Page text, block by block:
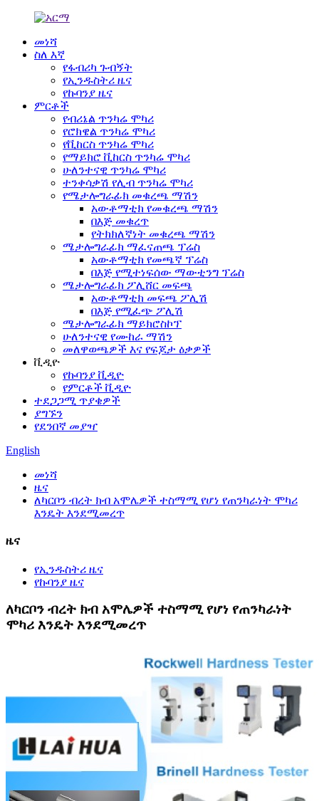
መነሻ
ስለ እኛ
የፋብሪካ ጉብኝት
የኢንዱስትሪ ዜና
የኩባንያ ዜና
ምርቶች
የብሪኔል ጥንካሬ ሞካሪ
የሮክዌል ጥንካሬ ሞካሪ
የቪከርስ ጥንካሬ ሞካሪ
የማይክሮ ቪከርስ ጥንካሬ ሞካሪ
ሁለንተናዊ ጥንካሬ ሞካሪ
ተንቀሳቃሽ የሊብ ጥንካሬ ሞካሪ
የሜታሎግራፊክ መቁረጫ ማሽን
አውቶማቲክ የመቁረጫ ማሽን
በእጅ መቁረጥ
የትክክለኛነት መቁረጫ ማሽን
ሜታሎግራፊክ ማፈናጠጫ ፕሬስ
አውቶማቲክ የመጫኛ ፕሬስ
በእጅ የሚተነፍሰው ማውቲንግ ፕሬስ
ሜታሎግራፊክ ፖሊሸር መፍጫ
አውቶማቲክ መፍጫ ፖሊሽ
በእጅ የሚፈጭ ፖሊሽ
ሜታሎግራፊክ ማይክሮስኮፕ
ሁለንተናዊ የሙከራ ማሽን
መለዋወጫዎች እና የፍጆታ ዕቃዎች
ቪዲዮ
የኩባንያ ቪዲዮ
የምርቶች ቪዲዮ
ተደጋጋሚ ጥያቄዎች
ያግኙን
የደንበኛ መያዣ
English
መነሻ
ዜና
ለካርቦን ብረት ክብ አሞሌዎች ተስማሚ የሆነ የጠንካራነት ሞካሪ
እንዴት እንደሚመረጥ
ዜና
የኢንዱስትሪ ዜና
የኩባንያ ዜና
ለካርቦን ብረት ክብ አሞሌዎች ተስማሚ የሆነ የጠንካራነት
ሞካሪ እንዴት እንደሚመረጥ